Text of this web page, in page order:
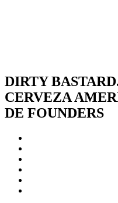
DIRTY
CERVEZA
DE FOUNDERS